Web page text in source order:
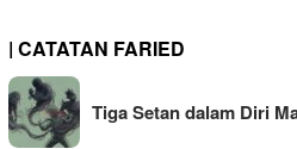
| CATATAN FARIED
Tiga Setan dalam Diri